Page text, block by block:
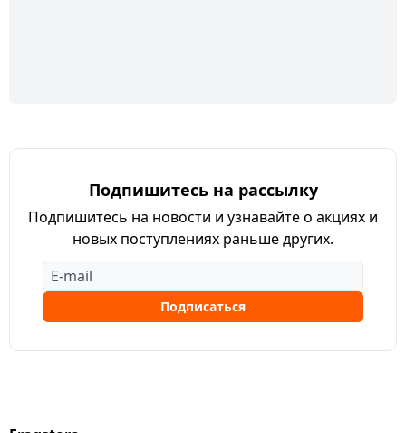
Подпишитесь на рассылку
Подпишитесь на новости и узнавайте о акциях и
новых поступлениях раньше других.
Подписаться